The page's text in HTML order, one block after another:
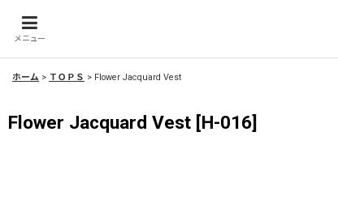
メニュー
ホーム > ＴＯＰＳ > Flower Jacquard Vest
Flower Jacquard Vest [H-016]